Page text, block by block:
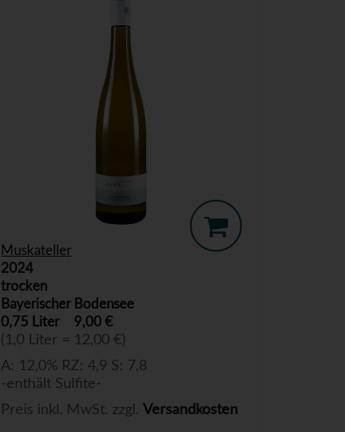
Muskateller
2024
trocken
Bayerischer Bodensee
0,75 Liter
9,00 €
(1,0 Liter = 12,00 €)
A: 12,0% RZ: 4,9 S: 7,8
-enthält Sulfite-
Preis inkl. MwSt. zzgl. Versandkosten